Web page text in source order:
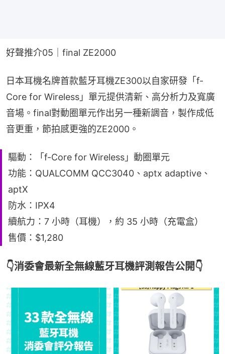
好聲推介05｜final ZE2000
日本耳機名牌首款藍牙耳機ZE300以自家研發「f-
Core for Wireless」單元提供清新、高分析力及寬廣
音場。final對動圈單元作出另一種新調音，製作成低
音更重，節拍感更強的ZE2000。
驅動：「f-Core for Wireless」動圈單元
功能：QUALCOMM QCC3040、aptx adaptive、
aptX
防水：IPX4
續航力：7 小時（耳機），約 35 小時（充電盒）
售價：$1,280
👇消委會最新全無線藍牙耳機評測報告公開👇